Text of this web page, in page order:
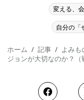
変える、
自分の「
ホーム 記事 よみも
ジョンが大切なのか？（